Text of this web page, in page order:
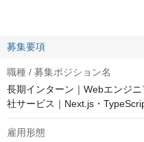
募集要項
職種 / 募集ポジション名
長期インターン｜Webエンジ
社サービス｜Next.js・
雇用形態